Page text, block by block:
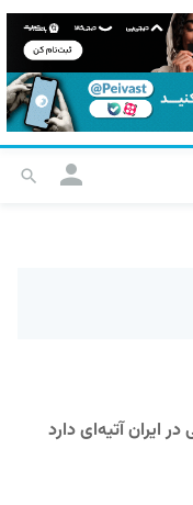
در ایران آتیه‌ای دارد